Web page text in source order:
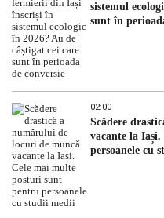
sistemul
sunt în
02:00
Scădere
vacante la
persoanele cu